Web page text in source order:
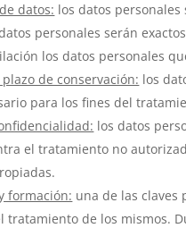
datos: los datos
personales serán
los datos personales
de conservación: los
para los fines del
los datos
el tratamiento no
formación: una de las claves
tratamiento de los mismos.